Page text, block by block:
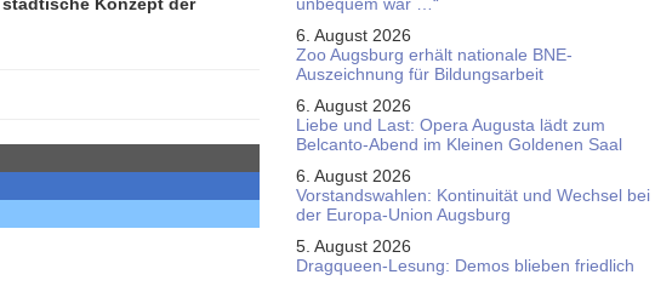
6. August 2026
Zoo Augsburg erhält nationale BNE-
Auszeichnung für Bildungsarbeit
6. August 2026
Liebe und Last: Opera Augusta lädt zum
Belcanto-Abend im Kleinen Goldenen Saal
6. August 2026
Vorstandswahlen: Kontinuität und Wechsel bei
der Europa-Union Augsburg
5. August 2026
Dragqueen-Lesung: Demos blieben friedlich